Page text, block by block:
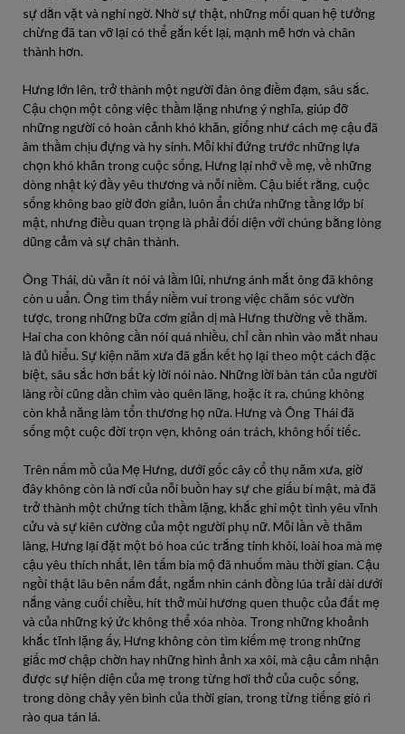
sự dằn vặt và nghi ngờ. Nhờ sự thật, những mối quan hệ tưởng
chừng đã tan vỡ lại có thể gắn kết lại, mạnh mẽ hơn và chân
thành hơn.
Hưng lớn lên, trở thành một người đàn ông điềm đạm, sâu sắc.
Cậu chọn một công việc thầm lặng nhưng ý nghĩa, giúp đỡ
những người có hoàn cảnh khó khăn, giống như cách mẹ cậu đã
âm thầm chịu đựng và hy sinh. Mỗi khi đứng trước những lựa
chọn khó khăn trong cuộc sống, Hưng lại nhớ về mẹ, về những
dòng nhật ký đầy yêu thương và nỗi niềm. Cậu biết rằng, cuộc
sống không bao giờ đơn giản, luôn ẩn chứa những tầng lớp bí
mật, nhưng điều quan trọng là phải đối diện với chúng bằng lòng
dũng cảm và sự chân thành.
Ông Thái, dù vẫn ít nói và lầm lũi, nhưng ánh mắt ông đã không
còn u uẩn. Ông tìm thấy niềm vui trong việc chăm sóc vườn
tược, trong những bữa cơm giản dị mà Hưng thường về thăm.
Hai cha con không cần nói quá nhiều, chỉ cần nhìn vào mắt nhau
là đủ hiểu. Sự kiện năm xưa đã gắn kết họ lại theo một cách đặc
biệt, sâu sắc hơn bất kỳ lời nói nào. Những lời bàn tán của người
làng rồi cũng dần chìm vào quên lãng, hoặc ít ra, chúng không
còn khả năng làm tổn thương họ nữa. Hưng và Ông Thái đã
sống một cuộc đời trọn vẹn, không oán trách, không hối tiếc.
Trên nấm mồ của Mẹ Hưng, dưới gốc cây cổ thụ năm xưa, giờ
đây không còn là nơi của nỗi buồn hay sự che giấu bí mật, mà đã
trở thành một chứng tích thầm lặng, khắc ghi một tình yêu vĩnh
cửu và sự kiên cường của một người phụ nữ. Mỗi lần về thăm
làng, Hưng lại đặt một bó hoa cúc trắng tinh khôi, loài hoa mà mẹ
cậu yêu thích nhất, lên tấm bia mộ đã nhuốm màu thời gian. Cậu
ngồi thật lâu bên nấm đất, ngắm nhìn cánh đồng lúa trải dài dưới
nắng vàng cuối chiều, hít thở mùi hương quen thuộc của đất mẹ
và của những ký ức không thể xóa nhòa. Trong những khoảnh
khắc tĩnh lặng ấy, Hưng không còn tìm kiếm mẹ trong những
giấc mơ chập chờn hay những hình ảnh xa xôi, mà cậu cảm nhận
được sự hiện diện của mẹ trong từng hơi thở của cuộc sống,
trong dòng chảy yên bình của thời gian, trong từng tiếng gió rì
rào qua tán lá.